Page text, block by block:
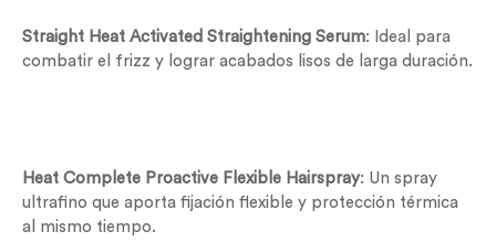
Straight Heat Activated Straightening Serum: Ideal para
combatir el frizz y lograr acabados lisos de larga duración.
Heat Complete Proactive Flexible Hairspray: Un spray
ultrafino que aporta fijación flexible y protección térmica
al mismo tiempo.